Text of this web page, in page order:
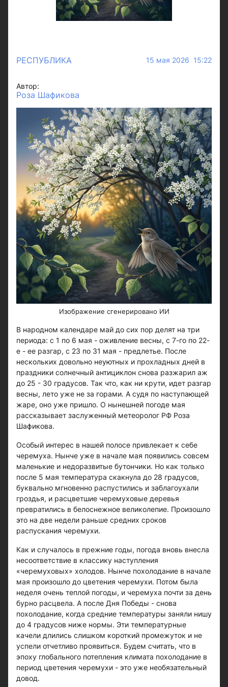
РЕСПУБЛИКА 15 мая 2026 15:22
Автор:
Роза Шафикова
Изображение сгенерировано ИИ
В народном календаре май до сих пор делят на три
периода: с 1 по 6 мая - оживление весны, с 7-го по 22-
е - ее разгар, с 23 по 31 мая - предлетье. После
нескольких довольно неуютных и прохладных дней в
праздники солнечный антициклон снова разжарил аж
до 25 - 30 градусов. Так что, как ни крути, идет разгар
весны, лето уже не за горами. А судя по наступающей
жаре, оно уже пришло. О нынешней погоде мая
рассказывает заслуженный метеоролог РФ Роза
Шафикова.
Особый интерес в нашей полосе привлекает к себе
черемуха. Нынче уже в начале мая появились совсем
маленькие и недоразвитые бутончики. Но как только
после 5 мая температура скакнула до 28 градусов,
буквально мгновенно распустились и заблагоухали
гроздья, и расцветшие черемуховые деревья
превратились в белоснежное великолепие. Произошло
это на две недели раньше средних сроков
распускания черемухи.
Как и случалось в прежние годы, погода вновь внесла
несоответствие в классику наступления
«черемуховых» холодов. Нынче похолодание в начале
мая произошло до цветения черемухи. Потом была
неделя очень теплой погоды, и черемуха почти за день
бурно расцвела. А после Дня Победы - снова
похолодание, когда средние температуры заняли нишу
до 4 градусов ниже нормы. Эти температурные
качели длились слишком короткий промежуток и не
успели отчетливо проявиться. Будем считать, что в
эпоху глобального потепления климата похолодание в
период цветения черемухи - это уже необязательный
довод.